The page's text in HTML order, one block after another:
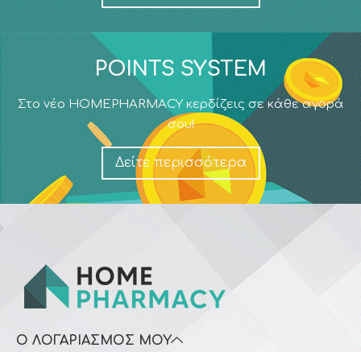
POINTS SYSTEM
Στο νέο HOMEPHARMACY κερδίζεις σε κάθε αγορά
σου!
Δείτε περισσότερα
Ο ΛΟΓΑΡΙΑΣΜΌΣ ΜΟΥ